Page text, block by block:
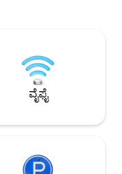
ಮತ್ತು ಬೋರ್ಡ್
ಸಹ ಹೊಂದಿರುತ್ತೀರಿ. Oxxo, ಟಾಂಬೊ ಮತ್ತು
ಶಾಪಿಂಗ್ ಕೇಂದ್ರಗಳು
ವೈಫೈ